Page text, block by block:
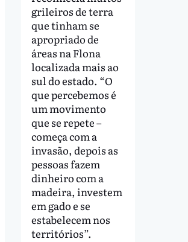
grileiros de terra
que tinham se
apropriado de
áreas na Flona
localizada mais ao
sul do estado. “O
que percebemos é
um movimento
que se repete –
começa com a
invasão, depois as
pessoas fazem
dinheiro com a
madeira, investem
em gado e se
estabelecem nos
territórios”.